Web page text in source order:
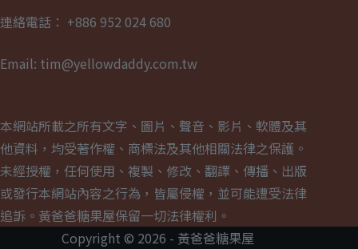
連絡電話： +886 952 024 680
Email: tim@yellowdaddy.com.tw
本網站所載之所有文字、圖片、聲音、影片、軟體及其
他資料，均受著作權、商標法及其他相關法律之保護。
未經授權，任何使用、複製、修改、翻譯、傳播、出版
或發行本網站內容之行為，皆屬侵權，並可能遭受法律
追訴。黃爸爸糖果屋保留一切法律權利。
Copyright © 2026 - 黃爸爸糖果屋